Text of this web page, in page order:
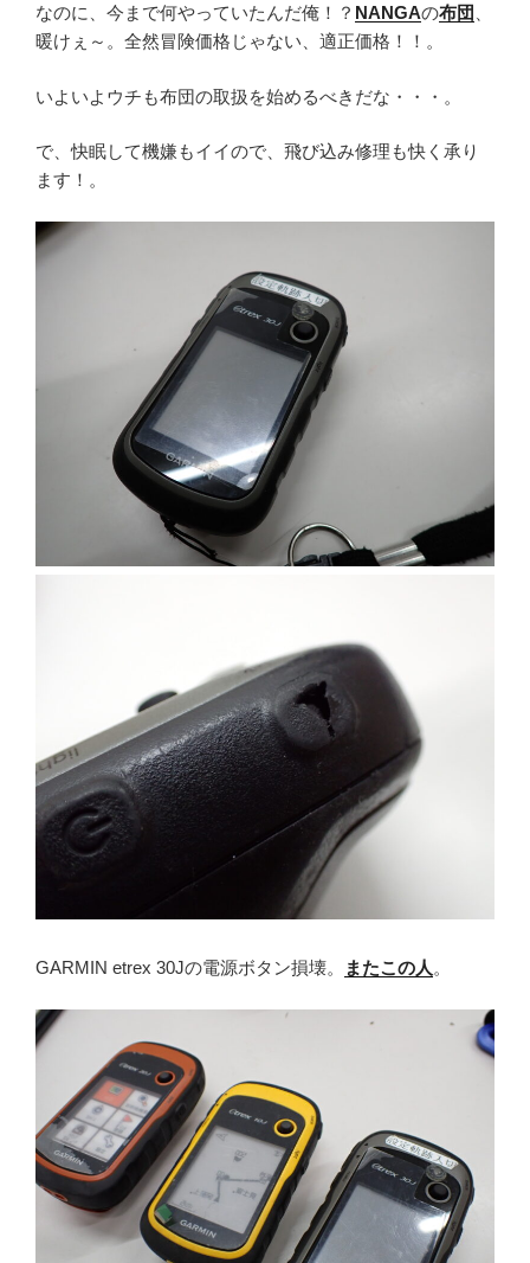
なのに、今まで何やっていたんだ俺！？ NANGAの布団
暖けぇ～。全然冒険価格じゃない、適正価格！！。
いよいよウチも布団の取扱を始めるべきだな・・・。
で、快眠して機嫌もイイので、飛び込み修理も快く承り
ます！。
GARMIN etrex 30Jの電源ボタン損壊。 またこの人 。